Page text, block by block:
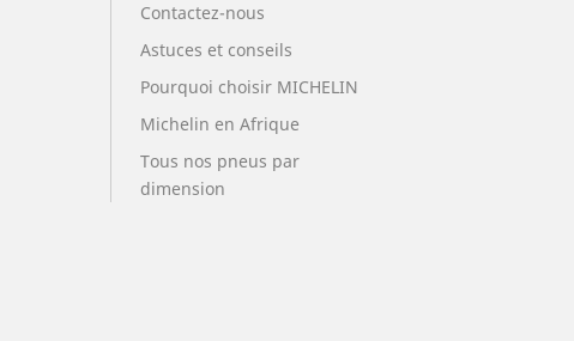
Contactez-nous
Astuces et conseils
Pourquoi choisir MICHELIN
Michelin en Afrique
Tous nos pneus par
dimension